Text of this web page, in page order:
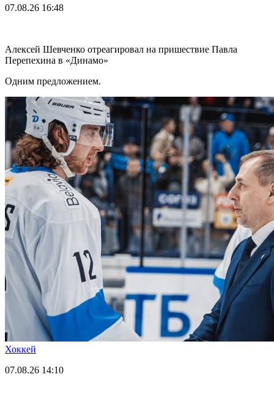
07.08.26 16:48
Алексей Шевченко отреагировал на пришествие Павла
Перепехина в «Динамо»
Одним предложением.
Хоккей
07.08.26 14:10